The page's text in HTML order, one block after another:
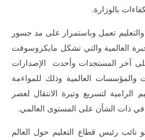
بالوزارة.
والتعليم تعمل وباستمرار على مد جسور
العالمية والتي تشكل مايكروسوفت
آخر المستجدات وأحدث الإصدارات
والمؤسسات العالمية وذلك للمواءمة
الرامية لتسريع وتيرة الانتقال لعصر
في ذات الشأن على المستوى العالمي.
نائب رئيس قطاع التعليم حول العالم